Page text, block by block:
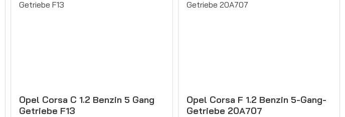
Opel Corsa C 1.2 Benzin 5 Gang
Getriebe F13
Opel Corsa F 1.2 Benzin 5-Gang-
Getriebe 20A707